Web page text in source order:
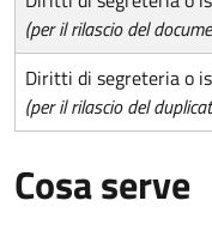
(per il rilascio del
Diritti di segreteria o
(per il rilascio del
Cosa serve